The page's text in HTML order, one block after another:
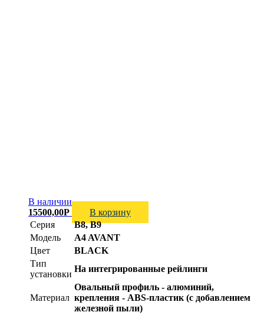
В наличии
15500,00Р
В корзину
Серия
B8, B9
Модель
A4 AVANT
Цвет
BLACK
Тип
установки
На интегрированные рейлинги
Материал
Овальный профиль - алюминий,
крепления - ABS-пластик (с добавлением
железной пыли)